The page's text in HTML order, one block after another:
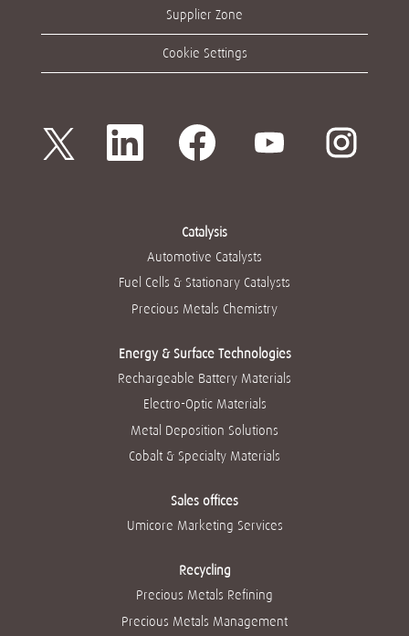
Supplier Zone
Cookie Settings
在
新
索
在
新
索
在
新
索
啟
新
索
。
在
新
索
Catalysis
Automotive Catalysts
Fuel Cells & Stationary Catalysts
Precious Metals Chemistry
Energy & Surface Technologies
Rechargeable Battery Materials
Electro-Optic Materials
Metal Deposition Solutions
Cobalt & Specialty Materials
Sales offices
Umicore Marketing Services
Recycling
Precious Metals Refining
Precious Metals Management